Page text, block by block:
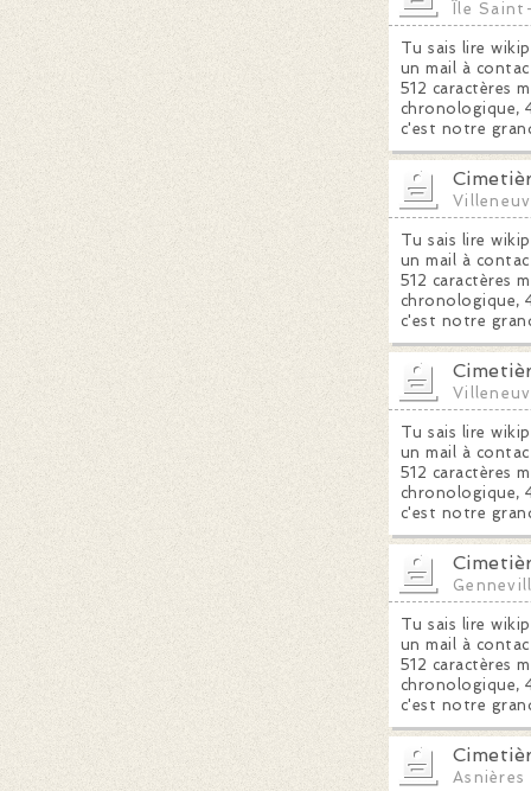
Île
Tu sais lire
un mail à
512 caractères
chronologique,
c'est notre
Tu sais lire
un mail à
512 caractères
chronologique,
c'est notre
Tu sais lire
un mail à
512 caractères
chronologique,
c'est notre
Tu sais lire
un mail à
512 caractères
chronologique,
c'est notre
Asnières